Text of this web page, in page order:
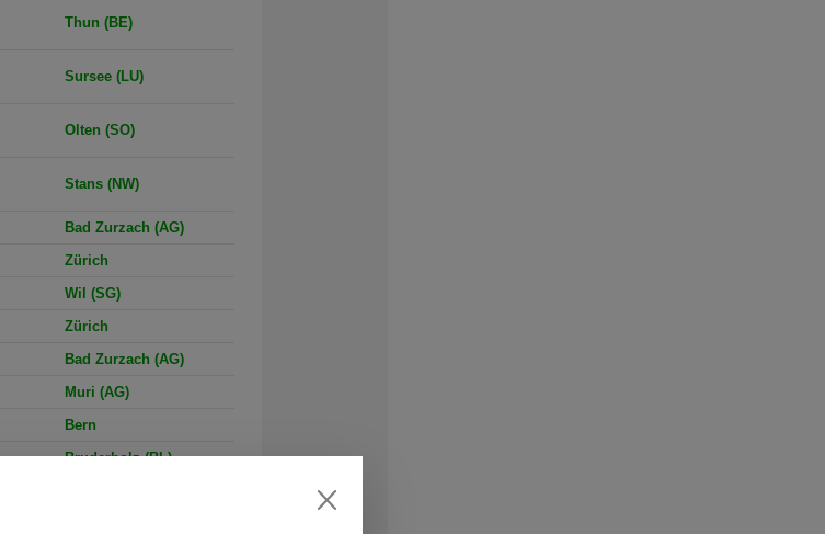
Thun (BE)
Sursee (LU)
Olten (SO)
Stans (NW)
Bad Zurzach (AG)
Zürich
Wil (SG)
Zürich
Bad Zurzach (AG)
Muri (AG)
Bern
Bruderholz (BL)